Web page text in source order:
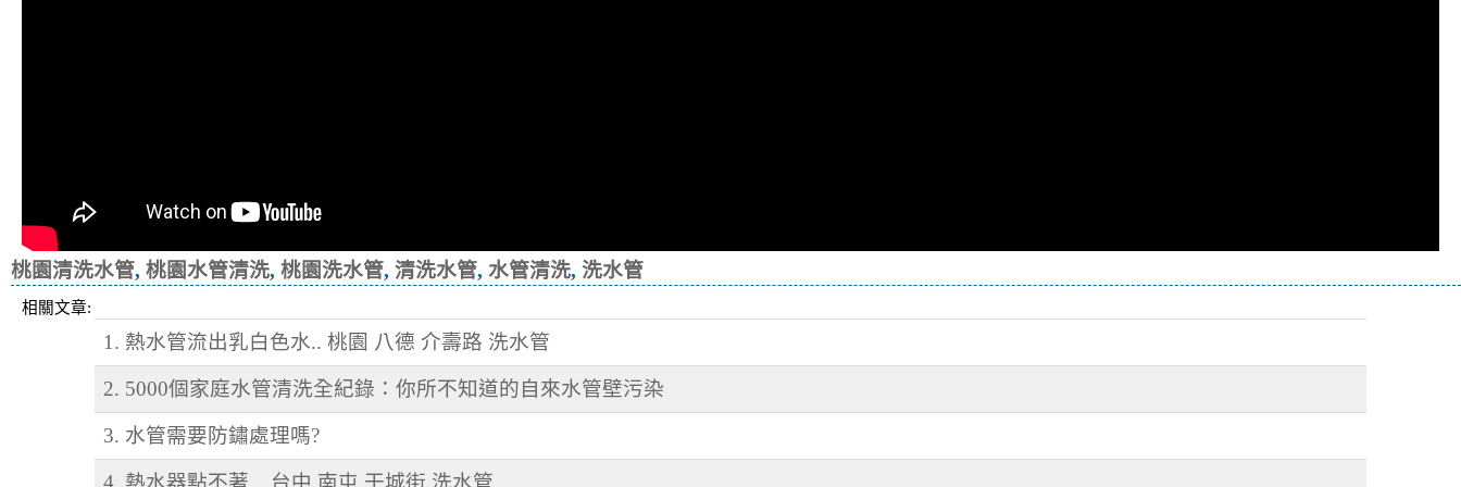
桃園清洗水管, 桃園水管清洗, 桃園洗水管, 清洗水管, 水管清洗, 洗水管
相關文章:
1. 熱水管流出乳白色水.. 桃園 八德 介壽路 洗水管
2. 5000個家庭水管清洗全紀錄：你所不知道的自來水管壁污染
3. 水管需要防鏽處理嗎?
4. 熱水器點不著... 台中 南屯 干城街 洗水管